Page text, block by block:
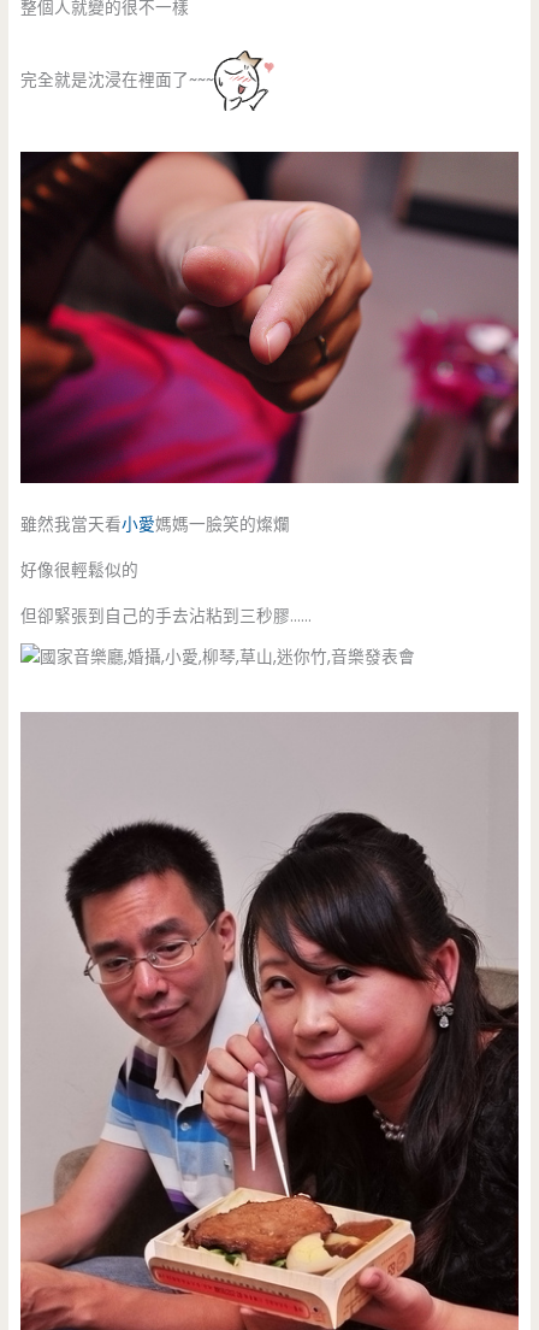
整個人就變的很不一樣
完全就是沈浸在裡面了~~~
雖然我當天看小愛媽媽一臉笑的燦爛
好像很輕鬆似的
但卻緊張到自己的手去沾粘到三秒膠……